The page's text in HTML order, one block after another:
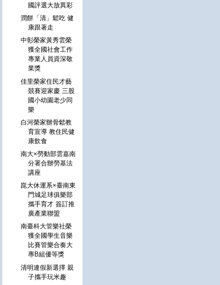
國評選大放異彩
潤餅「清」鬆吃 健
康跟著走
中彰榮家黃秀雲榮
獲全國社會工作
專業人員資深敬
業獎
佳里榮家住民才藝
競賽迎家慶 三股
國小幼園老少同
樂
白河榮家辦骨鬆教
育宣導 教住民健
康飲食
南大×勞動部雲嘉南
分署合辦勞基法
講座
崑大休運系×臺南東
門城足球俱樂部
攜手育才 簽訂推
廣產業聯盟
南臺科大管樂社榮
獲全國學生音樂
比賽管樂合奏大
專B組優等獎
清明連假新選擇 親
子攜手玩米趣